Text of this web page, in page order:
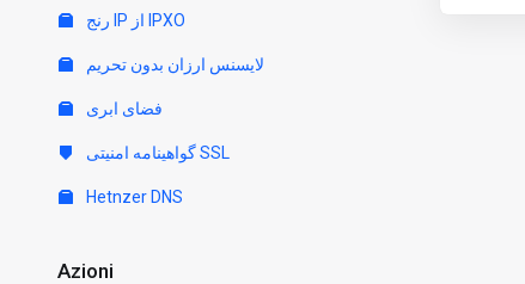
رنج IP از IPXO
لایسنس ارزان بدون تحریم
فضای ابری
گواهینامه امنیتی SSL
Hetnzer DNS
Azioni